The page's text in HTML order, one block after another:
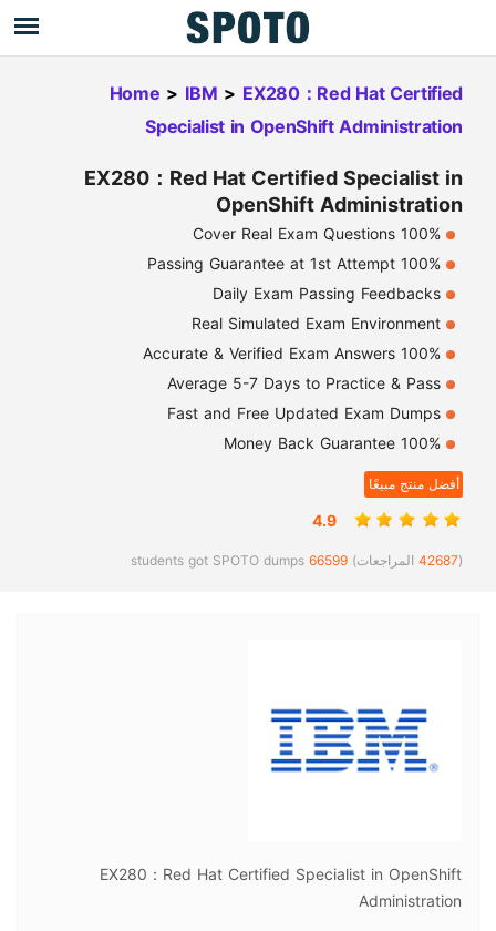
Home > IBM > EX280：Red Hat Certified
Specialist in OpenShift Administration
EX280：Red Hat Certified Specialist in
OpenShift Administration
أفضل منتج مبيعًا
4.9
(
42687 المراجعات)
EX280：Red Hat Certified Specialist in OpenShift
Administration